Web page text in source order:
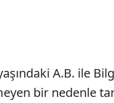
A.B. ile
bir nedenle